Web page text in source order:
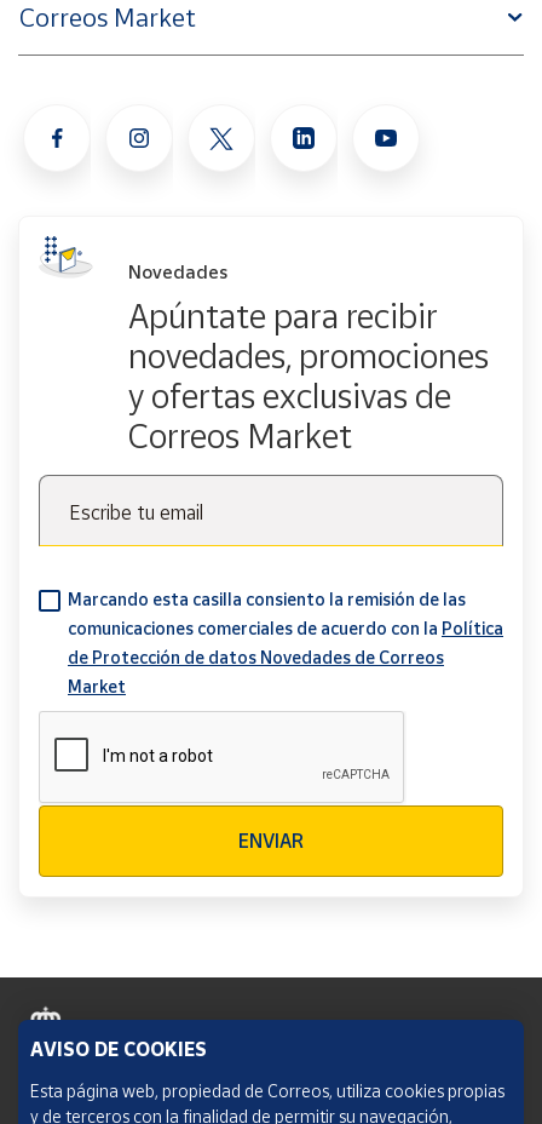
Correos Market
Novedades
Apúntate para recibir
novedades, promociones
y ofertas exclusivas de
Correos Market
Escribe tu email
Marcando esta casilla consiento la remisión de las
comunicaciones comerciales de acuerdo con la Política
de Protección de datos Novedades de Correos
Market
ENVIAR
Política de cookies
AVISO DE COOKIES
Esta página web, propiedad de Correos, utiliza cookies propias
y de terceros con la finalidad de permitir su navegación,